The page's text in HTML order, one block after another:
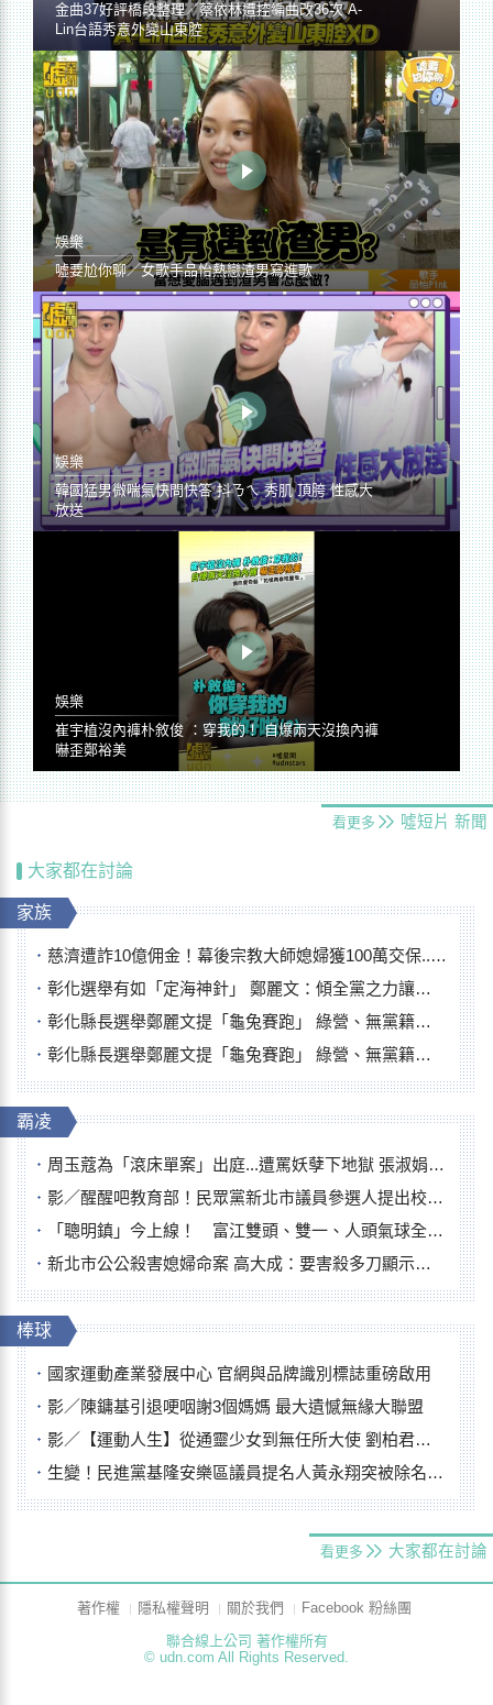
金曲37好評橋段整理／蔡依林遭控編曲改36次 A-
Lin台語秀意外變山東腔
娛樂
噓要尬你聊／女歌手品怡熱戀渣男寫進歌
娛樂
韓國猛男微喘氣快問快答 抖ㄋㄟ 秀肌 頂胯 性感大
放送
娛樂
崔宇植沒內褲朴敘俊 ：穿我的！ 自爆兩天沒換內褲
嚇歪鄭裕美
看更多 噓短片 新聞
大家都在討論
家族
慈濟遭詐10億佣金！幕後宗教大師媳婦獲100萬交保...快步奔離不發一語
彰化選舉有如「定海神針」 鄭麗文：傾全黨之力讓彰化贏
彰化縣長選舉鄭麗文提「龜兔賽跑」 綠營、無黨籍忙否認是烏龜
彰化縣長選舉鄭麗文提「龜兔賽跑」 綠營、無黨籍忙否認是烏龜
霸凌
周玉蔻為「滾床單案」出庭...遭罵妖孽下地獄 張淑娟批：舌頭殺人有罪
影／醒醒吧教育部！民眾黨新北市議員參選人提出校園反毒防線升級政見
「聰明鎮」今上線！ 富江雙頭、雙一、人頭氣球全登場
新北市公公殺害媳婦命案 高大成：要害殺多刀顯示怨恨深
棒球
國家運動產業發展中心 官網與品牌識別標誌重磅啟用
影／陳鏞基引退哽咽謝3個媽媽 最大遺憾無緣大聯盟
影／【運動人生】從通靈少女到無任所大使 劉柏君女裁判人生國際發光
生變！民進黨基隆安樂區議員提名人黃永翔突被除名 將另提他人
看更多 大家都在討論
著作權 隱私權聲明 關於我們
Facebook 粉絲團
聯合線上公司 著作權所有
© udn.com All Rights Reserved.